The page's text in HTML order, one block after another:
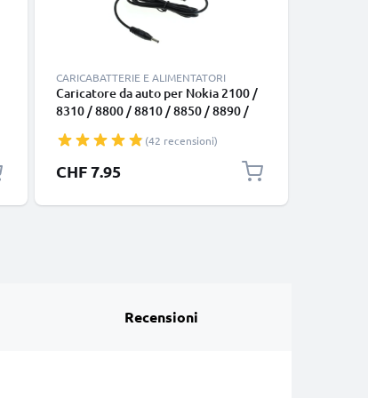
CARICABATTERIE E ALIMENTATORI
Caricatore da auto per Nokia 2100 /
8310 / 8800 / 8810 / 8850 / 8890 /
ricarica rapida in macchina a 5V 0.5A
/ 500mA Caricabatteria potente e
sicuro
(42 recensioni)
CHF 7.95
Recensioni